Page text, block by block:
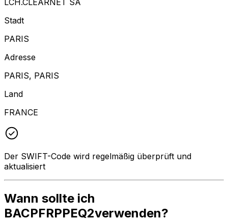
Stadt
PARIS
Adresse
PARIS, PARIS
Land
FRANCE
Der SWIFT-Code wird regelmäßig überprüft und
aktualisiert
Wann sollte ich
BACPFRPPEQ2verwenden?